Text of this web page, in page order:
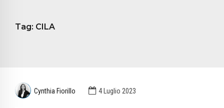
Tag: CILA
Cynthia Fiorillo 4 Luglio 2023